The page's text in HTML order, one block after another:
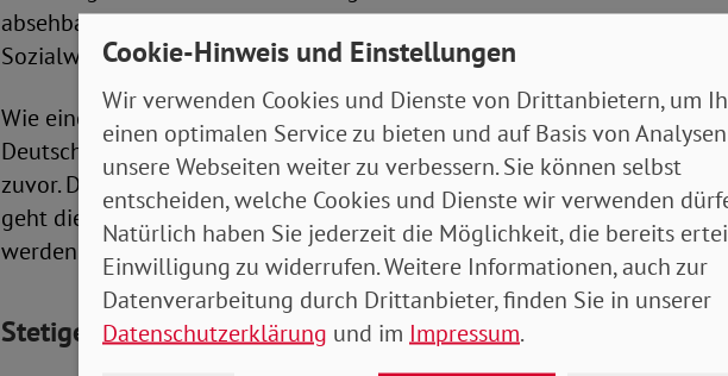
absehbare Zeit kaum geben. Umso gravierender ist es, dass auch die
Sozialwohnungen immer weiter zurückgeht.
Wie eine Anfrage der Linkspartei an die Bundesregierung ergab, gibt
Deutschland 1,088 Millionen Sozialwohnungen. Das sind 14.000
zuvor. Da weiter bereits gebaute Sozialwohnungen aus der
geht die Anzahl weiter zurück, wenn nicht im großen Stil neue
werden.
Stetiger Rückgang bei Sozialwohnungen
Cookie-Hinweis und Einstellungen
Wir verwenden Cookies und Dienste von Drittanbietern, um
einen optimalen Service zu bieten und auf Basis von Analysen
unsere Webseiten weiter zu verbessern. Sie können selbst
entscheiden, welche Cookies und Dienste wir verwenden
Natürlich haben Sie jederzeit die Möglichkeit, die bereits
Einwilligung zu widerrufen. Weitere Informationen, auch zur
Datenverarbeitung durch Drittanbieter, finden Sie in unserer
Datenschutzerklärung und im Impressum.